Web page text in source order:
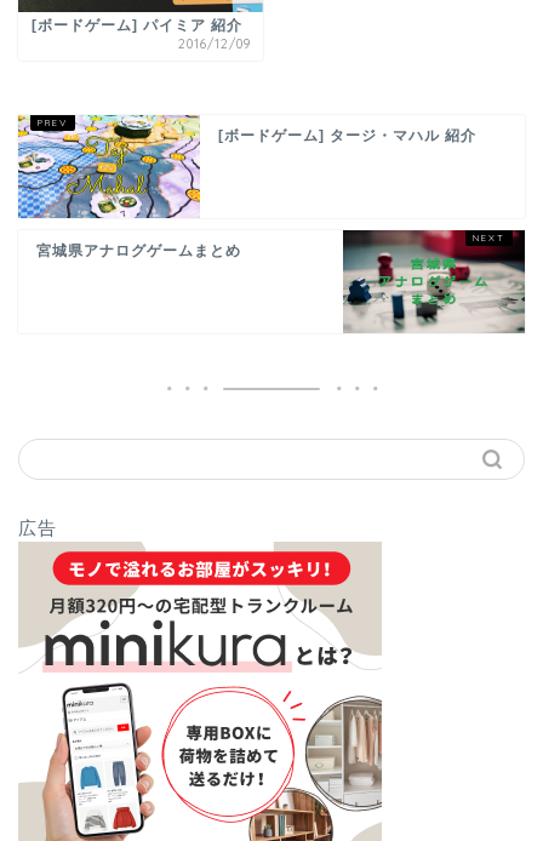
[ボードゲーム] パイミア 紹介
2016/12/09
[ボードゲーム] タージ・マハル 紹介
宮城県アナログゲームまとめ
広告